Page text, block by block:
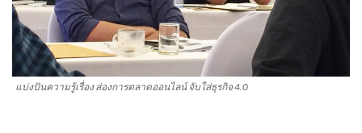
แบ่งปันความรู้เรื่อง ส่องการตลาดออนไลน์ จับใส่ธุรกิจ 4.0